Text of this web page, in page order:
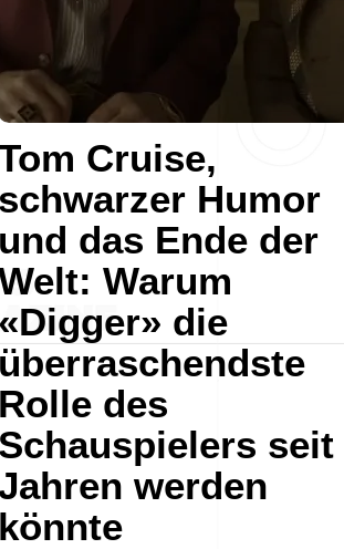
Cruise,
schwarzer Humor
und das Ende der
Warum
«Digger» die
überraschendste
Rolle des
Schauspielers seit
werden
könnte